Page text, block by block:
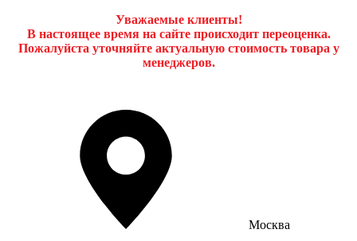
Уважаемые клиенты!
В настоящее время на сайте происходит переоценка.
Пожалуйста уточняйте актуальную стоимость товара у
менеджеров.
Москва